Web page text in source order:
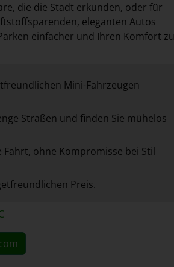
die die Stadt erkunden, oder für
eleganten Autos
einfacher und Ihren Komfort zu
Mini-Fahrzeugen
Straßen und finden Sie mühelos
Fahrt, ohne Kompromisse bei Stil
Preis.